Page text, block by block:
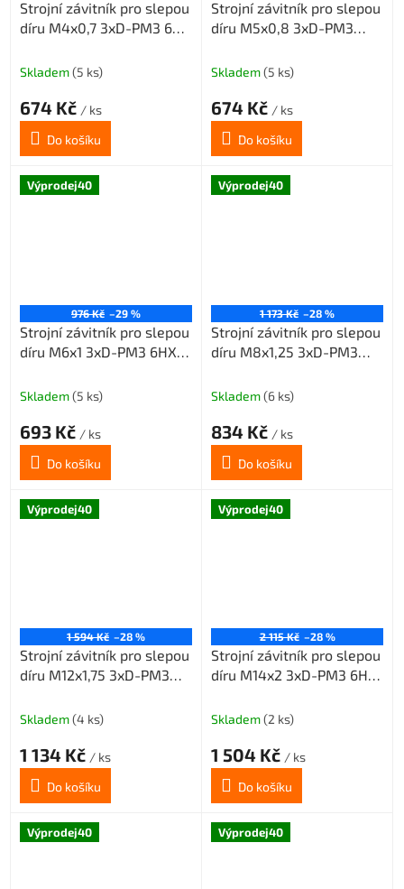
Strojní závitník pro slepou
díru M4x0,7 3xD-PM3 6HX
Skladem(5 ks)
674 Kč / ks
Do košíku
Strojní závitník pro slepou
díru M5x0,8 3xD-PM3
Skladem(5 ks)
674 Kč / ks
Do košíku
Výprodej40
976 Kč –29 %
Strojní závitník pro slepou
díru M6x1 3xD-PM3 6HX
Skladem(5 ks)
693 Kč / ks
Do košíku
Výprodej40
1 173 Kč –28 %
Strojní závitník pro slepou
díru M8x1,25 3xD-PM3
Skladem(6 ks)
834 Kč / ks
Do košíku
Výprodej40
1 594 Kč –28 %
Strojní závitník pro slepou
díru M12x1,75 3xD-PM3
Skladem(4 ks)
1 134 Kč / ks
Do košíku
Výprodej40
2 115 Kč –28 %
Strojní závitník pro slepou
díru M14x2 3xD-PM3 6HX
Skladem(2 ks)
1 504 Kč / ks
Do košíku
Výprodej40 Výprodej40